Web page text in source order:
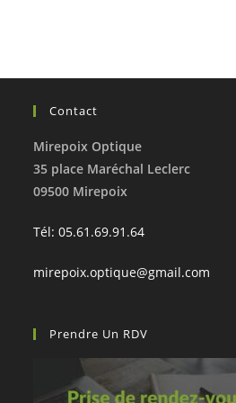
Contact
Mirepoix Optique
35 place Maréchal Leclerc
09500 Mirepoix
Tél: 05.61.69.91.64
mirepoix.optique@gmail.com
Prendre Un RDV